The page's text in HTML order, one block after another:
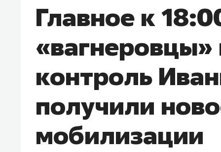
Главное к
«вагнеровцы»
контроль
получили
мобилизации
Марат Арсланов
«КирпичХолдинг»
«Главная задача
девелопера – найти
правильный продукт»
Башкортостана входит в Татарстан
с ЖК «Иволга» в Зеленодольске